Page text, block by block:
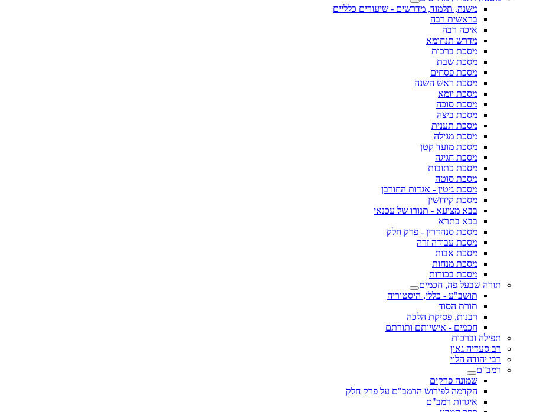
משנה, תלמוד, מדרשים - שיעורים כלליים
בראשית רבה
איכה רבה
מדרש תנחומא
מסכת ברכות
מסכת שבת
מסכת פסחים
מסכת ראש השנה
מסכת יומא
מסכת סוכה
מסכת ביצה
מסכת תענית
מסכת מגילה
מסכת מועד קטן
מסכת חגיגה
מסכת כתובות
מסכת סוטה
מסכת גיטין - אגדות החורבן
מסכת קידושין
בבא מציעא - תנורו של עכנאי
בבא בתרא
מסכת סנהדרין - פרק חלק
מסכת עבודה זרה
מסכת אבות
מסכת מנחות
מסכת בכורות
תורה שבעל פה, חכמים
תושב"ע - כללי, היסטוריה
תורת הסוד
רבנות, פסיקת הלכה
חכמים - אישיותם ותורתם
תפילה וברכות
רב סעדיה גאון
רבי יהודה הלוי
רמב"ם
שמונה פרקים
הקדמה לפירוש הרמב"ם על פרק חלק
איגרות רמב"ם